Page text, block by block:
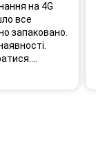
на 4G
все
запаковано.
нарікань.